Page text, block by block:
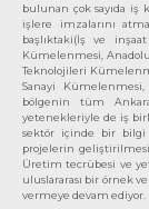
bulunan çok sayıda iş
işlere imzalarını
başlıktaki(İş ve
Kümelenmesi,
Teknolojileri
Sanayi
bölgenin tüm
yetenekleriyle de iş
sektör içinde bir
projelerin
Üretim tecrübesi ve
uluslararası bir örnek
vermeye devam ediyor.